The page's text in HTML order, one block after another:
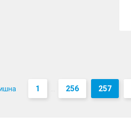
1 ... 256 257